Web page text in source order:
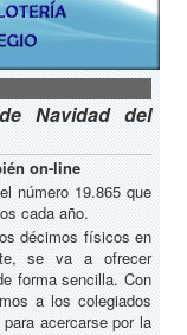
Navidad del
on-line
número 19.865 que
cada año.
décimos físicos en
se va a ofrecer
forma sencilla. Con
a los colegiados
acercarse por la